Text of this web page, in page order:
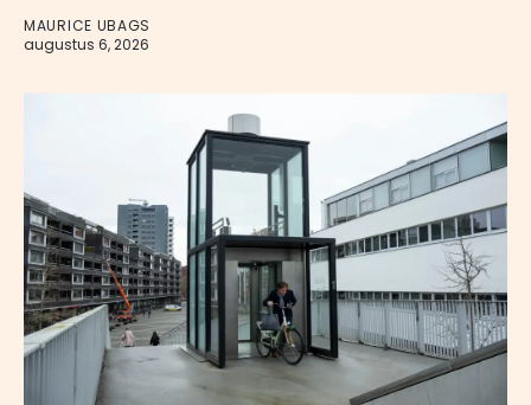
MAURICE UBAGS
augustus 6, 2026